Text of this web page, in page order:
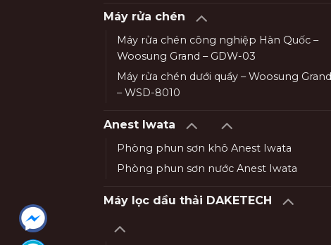
Máy rửa chén
Máy rửa chén công nghiệp Hàn Quốc –
Woosung Grand – GDW-03
Máy rửa chén dưới quầy – Woosung Grand
– WSD-8010
Anest Iwata
Phòng phun sơn khô Anest Iwata
Phòng phun sơn nước Anest Iwata
Máy lọc dầu thải DAKETECH